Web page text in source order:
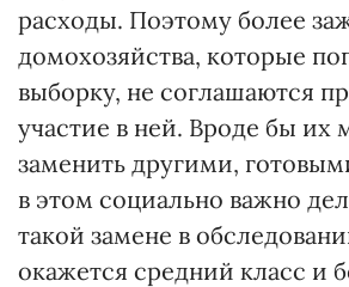
расходы. Поэтому более
домохозяйства, которые
выборку, не соглашаются
участие в ней. Вроде бы
заменить другими,
в этом социально важно
такой замене в
окажется средний класс и